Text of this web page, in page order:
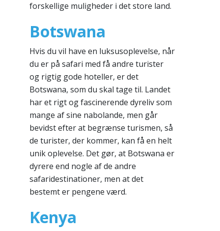
forskellige muligheder i det store land.
Botswana
Hvis du vil have en luksusoplevelse, når
du er på safari med få andre turister
og rigtig gode hoteller, er det
Botswana, som du skal tage til. Landet
har et rigt og fascinerende dyreliv som
mange af sine nabolande, men går
bevidst efter at begrænse turismen, så
de turister, der kommer, kan få en helt
unik oplevelse. Det gør, at Botswana er
dyrere end nogle af de andre
safaridestinationer, men at det
bestemt er pengene værd.
Kenya